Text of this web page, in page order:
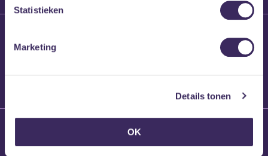
Statistieken
Marketing
Details tonen
OK
Brennt Vanneste
24 maart 2026
Willem’s Blog: Ão